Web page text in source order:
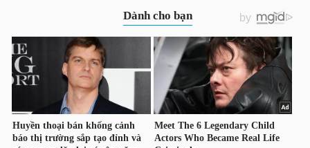
DÙNG
THIẾT